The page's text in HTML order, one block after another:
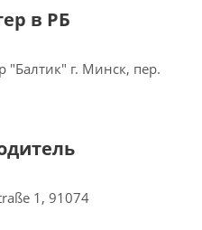
в РБ
г. Минск, пер.
1, 91074